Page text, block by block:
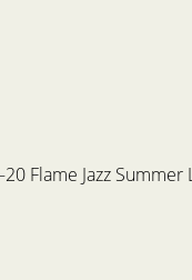
Flame Jazz